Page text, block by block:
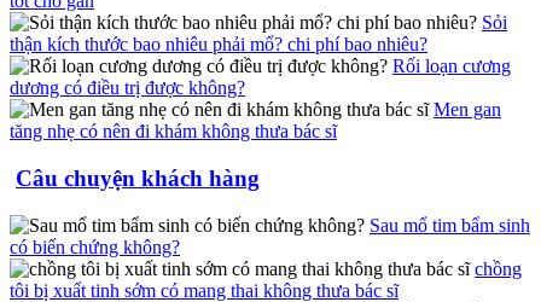
Sỏi
thận kích thước bao nhiêu phải mổ? chi phí bao nhiêu?
Rối loạn cương
dương có điều trị được không?
Men gan
tăng nhẹ có nên đi khám không thưa bác sĩ
Câu chuyện khách hàng
Sau mổ tim bẩm sinh
có biến chứng không?
chồng
tôi bị xuất tinh sớm có mang thai không thưa bác sĩ